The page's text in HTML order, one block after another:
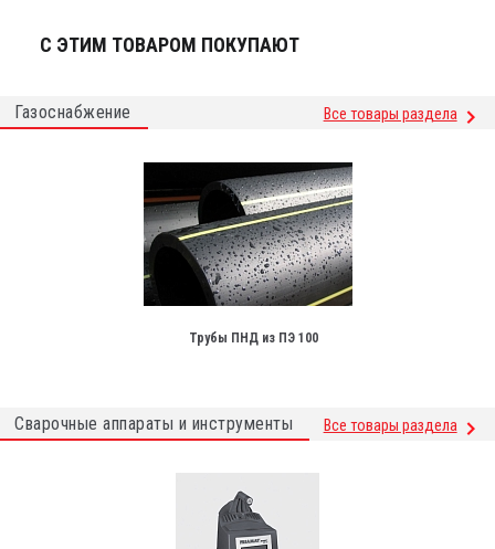
С ЭТИМ ТОВАРОМ ПОКУПАЮТ
Газоснабжение Все товары раздела
Трубы ПНД из ПЭ 100
Сварочные аппараты и инструменты Все товары раздела